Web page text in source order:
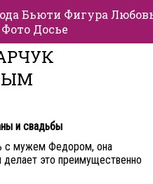
Бьюти Фигура
Фото Досье
и свадьбы
с мужем Федором, она
делает это преимущественно